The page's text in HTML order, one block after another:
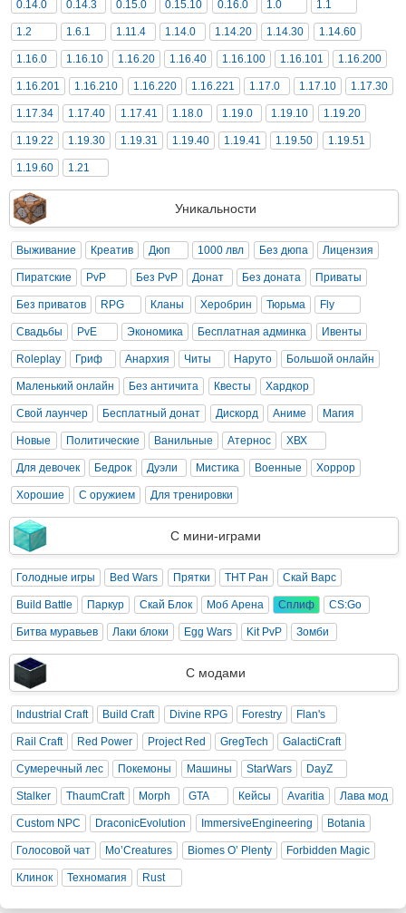
0.14.0 0.14.3 0.15.0 0.15.10 0.16.0 1.0 1.1
1.2 1.6.1 1.11.4 1.14.0 1.14.20 1.14.30 1.14.60
1.16.0 1.16.10 1.16.20 1.16.40 1.16.100 1.16.101 1.16.200
1.16.201 1.16.210 1.16.220 1.16.221 1.17.0 1.17.10 1.17.30
1.17.34 1.17.40 1.17.41 1.18.0 1.19.0 1.19.10 1.19.20
1.19.22 1.19.30 1.19.31 1.19.40 1.19.41 1.19.50 1.19.51
1.19.60 1.21
Уникальности
Выживание Креатив Дюп 1000 лвл Без дюпа Лицензия
Пиратские PvP Без PvP Донат Без доната Приваты
Без приватов RPG Кланы Херобрин Тюрьма Fly
Свадьбы PvE Экономика Бесплатная админка Ивенты
Roleplay Гриф Анархия Читы Наруто Большой онлайн
Маленький онлайн Без античита Квесты Хардкор
Свой лаунчер Бесплатный донат Дискорд Аниме Магия
Новые Политические Ванильные Атернос ХВХ
Для девочек Бедрок Дуэли Мистика Военные Хоррор
Хорошие С оружием Для тренировки
С мини-играми
Голодные игры Bed Wars Прятки ТНТ Ран Скай Варс
Build Battle Паркур Скай Блок Моб Арена Сплиф CS:Go
Битва муравьев Лаки блоки Egg Wars Kit PvP Зомби
С модами
Industrial Craft Build Craft Divine RPG Forestry Flan's
Rail Craft Red Power Project Red GregTech GalactiCraft
Сумеречный лес Покемоны Машины StarWars DayZ
Stalker ThaumCraft Morph GTA Кейсы Avaritia Лава мод
Custom NPC DraconicEvolution ImmersiveEngineering Botania
Голосовой чат Mo’Creatures Biomes O’ Plenty Forbidden Magic
Клинок Техномагия Rust